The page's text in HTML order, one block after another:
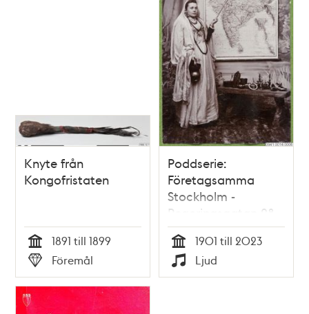
Knyte från
Kongofristaten
Tid
1891 till 1899
Typ
Föremål
Poddserie:
Företagsamma
Stockholm -
Regeringsgatan 28,
Indiska
Tid
1901 till 2023
Typ
Ljud